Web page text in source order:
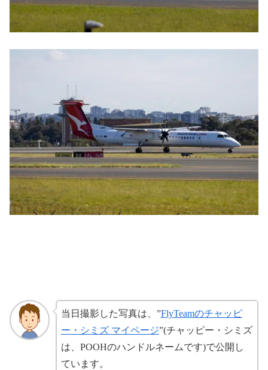
当日撮影した写真は、”FlyTeamのチャッピ
ー・シミズ マイページ”(チャッピー・シミズ
は、POOHのハンドルネームです)で公開し
ています。